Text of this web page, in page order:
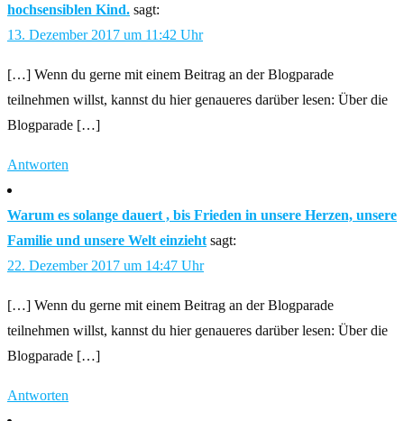
hochsensiblen Kind. sagt:
13. Dezember 2017 um 11:42 Uhr
[…] Wenn du gerne mit einem Beitrag an der Blogparade
teilnehmen willst, kannst du hier genaueres darüber lesen: Über die
Blogparade […]
Antworten
Warum es solange dauert , bis Frieden in unsere Herzen, unsere
Familie und unsere Welt einzieht sagt:
22. Dezember 2017 um 14:47 Uhr
[…] Wenn du gerne mit einem Beitrag an der Blogparade
teilnehmen willst, kannst du hier genaueres darüber lesen: Über die
Blogparade […]
Antworten